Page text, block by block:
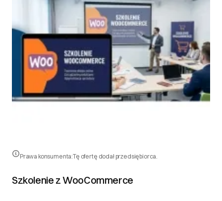
Prawa konsumenta:Tę ofertę dodał przedsiębiorca.
Szkolenie z WooCommerce